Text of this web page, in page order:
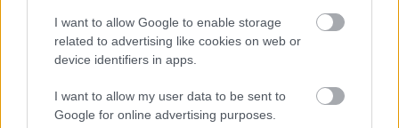
I want to allow Google to enable storage
related to advertising like cookies on web or
device identifiers in apps.
I want to allow my user data to be sent to
Google for online advertising purposes.
A szerző cikkei
Tananyag